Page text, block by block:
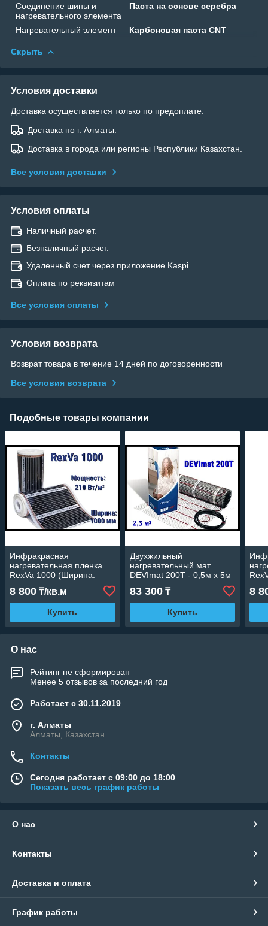
Соединение шины и
нагревательного элемента
Паста на основе серебра
Нагревательный элемент Карбоновая паста СNT
Скрыть
Условия доставки
Доставка осуществляется только по предоплате.
Доставка по г. Алматы.
Доставка в города или регионы Республики Казахстан.
Все условия доставки
Условия оплаты
Наличный расчет.
Безналичный расчет.
Удаленный счет через приложение Kaspi
Оплата по реквизитам
Все условия оплаты
Условия возврата
Возврат товара в течение 14 дней по договоренности
Все условия возврата
Подобные товары компании
Инфракрасная
нагревательная пленка
RexVa 1000 (Ширина:
1000 мм., мощность: 210
Вт/м2)
8 800 ₸/кв.м
Купить
Двухжильный
нагревательный мат
DEVImat 200T - 0,5м х 5м
(DTIF-200, площадь: 2,5
м2., мощность: 500 Вт)
83 300₸
Купить
8
О нас
Рейтинг не сформирован
Менее 5 отзывов за последний год
Работает с 30.11.2019
г. Алматы
Алматы, Казахстан
Контакты
Сегодня работает с 09:00 до 18:00
Показать весь график работы
О нас
Контакты
Доставка и оплата
График работы